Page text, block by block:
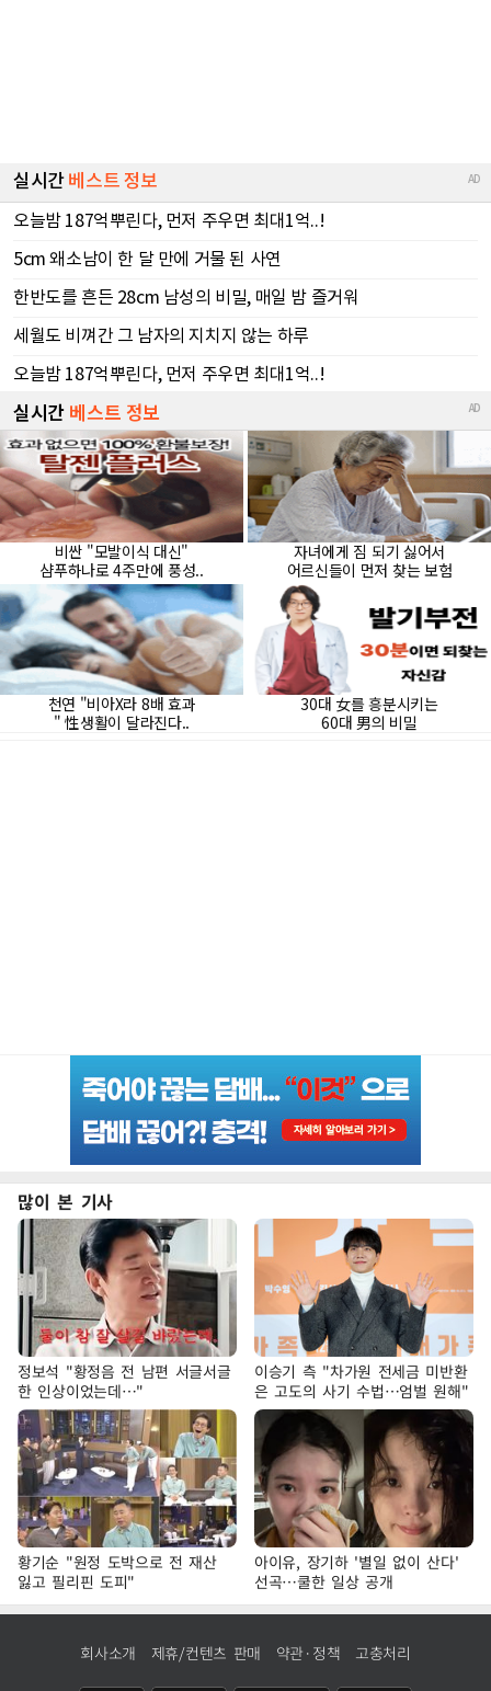
많이 본 기사
정보석 "황정음 전 남편 서글서글
한 인상이었는데…"
이승기 측 "차가원 전세금 미반환
은 고도의 사기 수법…엄벌 원해"
황기순 "원정 도박으로 전 재산
잃고 필리핀 도피"
아이유, 장기하 '별일 없이 산다'
선곡…쿨한 일상 공개
회사소개 제휴/컨텐츠 판매 약관·정책 고충처리